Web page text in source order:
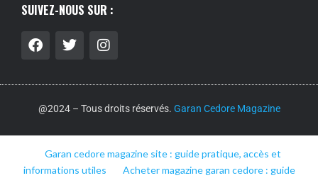
SUIVEZ-NOUS SUR :
@2024 – Tous droits réservés. Garan Cedore Magazine
Garan cedore magazine site : guide pratique, accès et
informations utiles
Acheter magazine garan cedore : guide